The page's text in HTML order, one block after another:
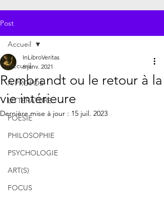
Post
Accueil
À PROPOS
LITTÉRATURE
POÉSIE
PHILOSOPHIE
PSYCHOLOGIE
ART(S)
FOCUS
Accueil
Rembrandt ou le retour à la
vie intérieure
InLibroVeritas
6 janv. 2021
Dernière mise à jour : 15 juil. 2023